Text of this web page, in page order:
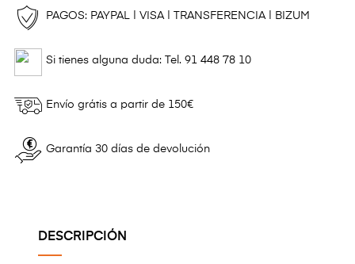
PAGOS: PAYPAL | VISA | TRANSFERENCIA | BIZUM
Si tienes alguna duda: Tel. 91 448 78 10
Envío grátis a partir de 150€
Garantía 30 días de devolución
DESCRIPCIÓN